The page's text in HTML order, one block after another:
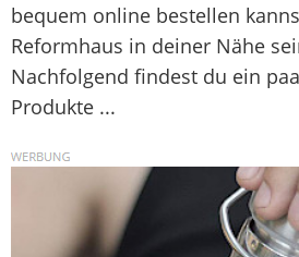
bequem online bestellen
Reformhaus in deiner Nähe
Nachfolgend findest du ein
Produkte ...